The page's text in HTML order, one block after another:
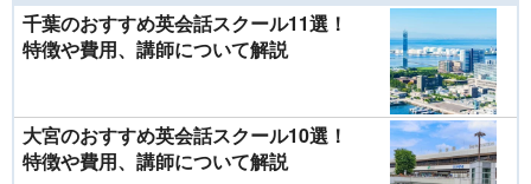
千葉のおすすめ英会話スクール11選！
特徴や費用、講師について解説
大宮のおすすめ英会話スクール10選！
特徴や費用、講師について解説